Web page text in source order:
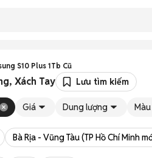
S10 Plus 1Tb Cũ
Xách Tay Lưu tìm kiếm
Giá Dung lượng
Bà Rịa - Vũng Tàu (TP Hồ Chí Minh